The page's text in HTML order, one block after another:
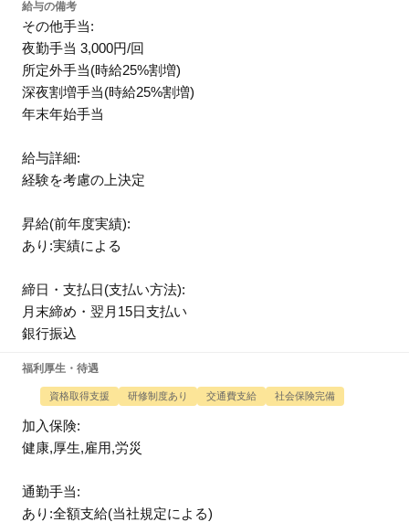
給与の備考
その他手当:
夜勤手当 3,000円/回
所定外手当(時給25%割増)
深夜割増手当(時給25%割増)
年末年始手当
給与詳細:
経験を考慮の上決定
昇給(前年度実績):
あり:実績による
締日・支払日(支払い方法):
月末締め・翌月15日支払い
銀行振込
福利厚生・待遇
資格取得支援 研修制度あり 交通費支給 社会保険完備
加入保険:
健康,厚生,雇用,労災
通勤手当:
あり:全額支給(当社規定による)